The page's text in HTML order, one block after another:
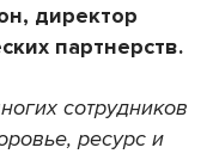
директор
партнерств.
сотрудников
ресурс и